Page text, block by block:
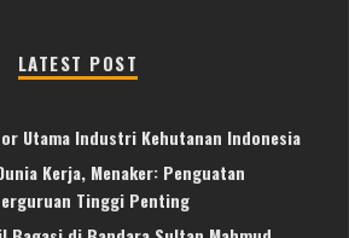
LATEST POST
Utama Industri Kehutanan Indonesia
Kerja, Menaker: Penguatan
Tinggi Penting